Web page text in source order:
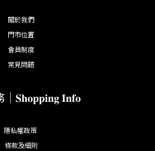
關於我們
門市位置
會員制度
常見問題
𝐒𝐡𝐨𝐩𝐩𝐢𝐧𝐠 𝐈𝐧𝐟𝐨
隱私權政策
條款及細則